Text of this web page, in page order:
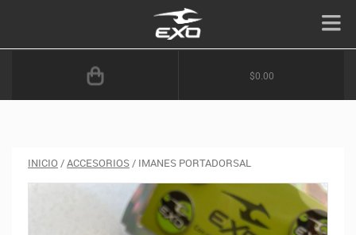
$0.00
INICIO /ACCESORIOS/ IMANES PORTADORSAL